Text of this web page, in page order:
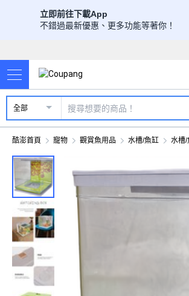
立即前往下載App
不錯過最新優惠、更多功能等著你！
全部
酷澎首頁 寵物 觀賞魚用品 水槽/魚缸 水槽/